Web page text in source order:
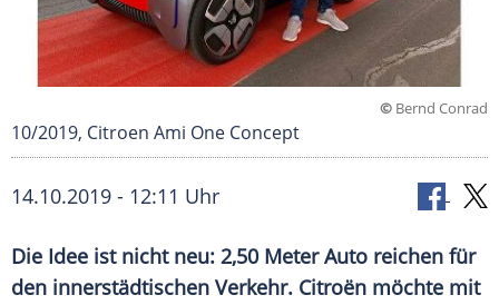
© Bernd Conrad
10/2019, Citroen Ami One Concept
14.10.2019 - 12:11 Uhr
Die Idee ist nicht neu: 2,50 MeterAuto reichen für
den innerstädtischen Verkehr. Citroën möchte mit